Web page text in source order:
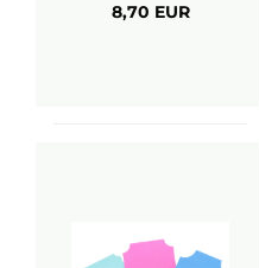
8,70 EUR